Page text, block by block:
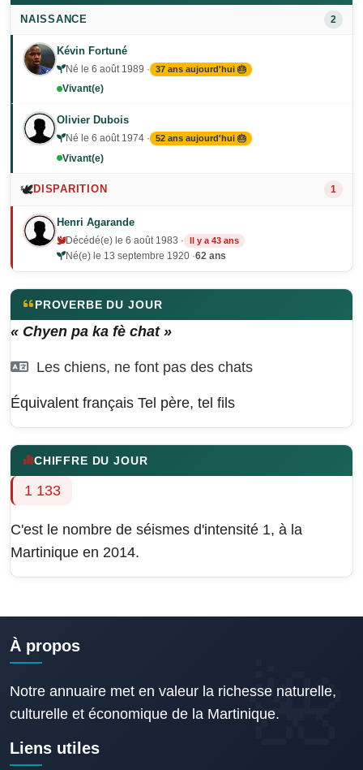
NAISSANCE 2
Kévin Fortuné
Né le 6 août 1989 · 37 ans aujourd'hui 🎂
Vivant(e)
Olivier Dubois
Né le 6 août 1974 · 52 ans aujourd'hui 🎂
Vivant(e)
🕊️DISPARITION 1
Henri Agarande
Décédé(e) le 6 août 1983 · Il y a 43 ans
Né(e) le 13 septembre 1920 ·62 ans
PROVERBE DU JOUR
« Chyen pa ka fè chat »
Les chiens, ne font pas des chats
Équivalent français Tel père, tel fils
CHIFFRE DU JOUR
1 133
C'est le nombre de séismes d'intensité 1, à la
Martinique en 2014.
À propos
Notre annuaire met en valeur la richesse naturelle,
culturelle et économique de la Martinique.
Liens utiles